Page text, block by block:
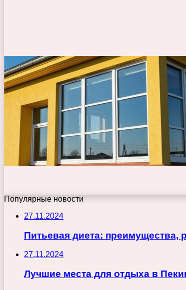
Популярные новости
27.11.2024
Питьевая диета: преимущества,
27.11.2024
Лучшие места для отдыха в